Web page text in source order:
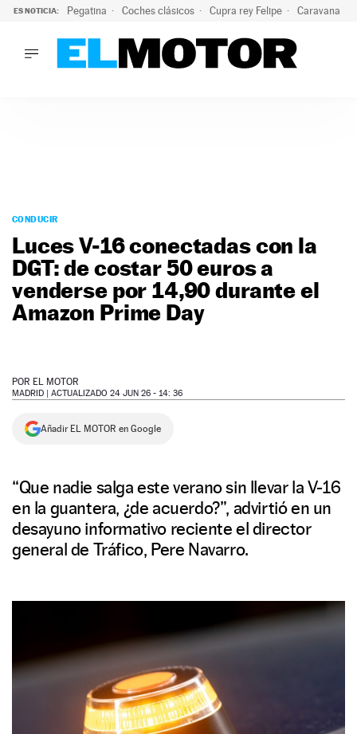
ES NOTICIA: Pegatina Coches clásicos Cupra rey Felipe Caravana
PODCAST
MOTOS
TECNOLOGÍA
SUPERCOCHES
MOTORTV
NEWSLETTER
SÍGUENOS
CONDUCIR
Luces V-16 conectadas con la
DGT: de costar 50 euros a
venderse por 14,90 durante el
Amazon Prime Day
POR EL MOTOR
MADRID | ACTUALIZADO 24 JUN 26 - 14: 36
Añadir EL MOTOR en Google
“Que nadie salga este verano sin llevar la V-16
en la guantera, ¿de acuerdo?”, advirtió en un
desayuno informativo reciente el director
general de Tráfico, Pere Navarro.